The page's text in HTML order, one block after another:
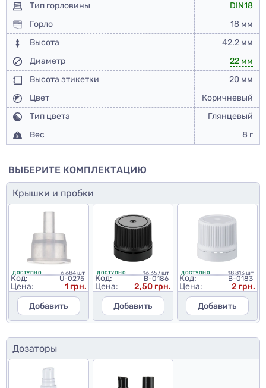
Тип горловины
DIN18
Горло
18 мм
Высота
42.2 мм
Диаметр
22 мм
Высота этикетки
20 мм
Цвет
Коричневый
Тип цвета
Глянцевый
Вес
8 г
ВЫБЕРИТЕ КОМПЛЕКТАЦИЮ
Крышки и пробки
ДОСТУПНО 6 684 шт
Код: U-0275
Цена:
1 грн.
Добавить
ДОСТУПНО 16 357 шт
Код: B-0186
Цена:
2,50 грн.
Добавить
ДОСТУПНО 18 813 шт
Код: B-0183
Цена:
2 грн.
Добавить
Дозаторы